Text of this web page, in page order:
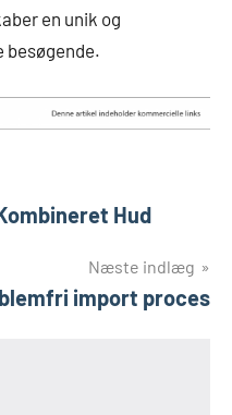
en unik og
besøgende.
Hud
Næste indlæg
import proces